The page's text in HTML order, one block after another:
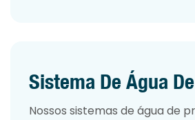
Sistema De Água
Nossos sistemas de água de